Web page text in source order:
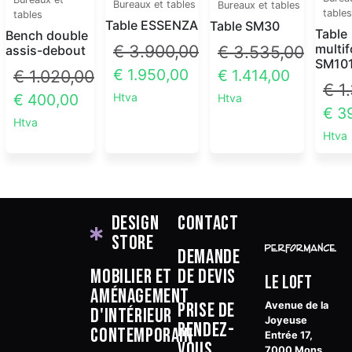
tables
Bench double
assis-debout
€1.020,00
€ 400,00
Htva
Bureaux et tables
Table ESSENZA
€3.900,00
€ 1.950,00
Htva
Bureaux et tables
Table SM30
€3.535,00
€ 1.414,00
Htva
tables
Table
€
€
Htva
Design
Store
Mobilier et
aménagement
d'intérieur
contemporain
Contact
Demande
de devis
Prise de
rendez-
Le Loft
Avenue de la
Joyeuse
Entrée 17,